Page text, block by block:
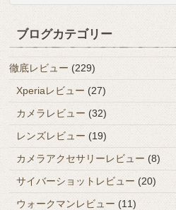
ブログカテゴリー
徹底レビュー (229)
Xperiaレビュー (27)
カメラレビュー (32)
レンズレビュー (19)
カメラアクセサリーレビュー (8)
サイバーショットレビュー (20)
ウォークマンレビュー (11)